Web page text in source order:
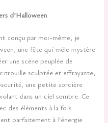
d’Halloween
conçu par moi-même, je
une fête qui mêle mystère
une scène peuplée de
sculptée et effrayante,
une petite sorcière
dans un ciel sombre. Ce
des éléments à la fois
parfaitement à l’énergie